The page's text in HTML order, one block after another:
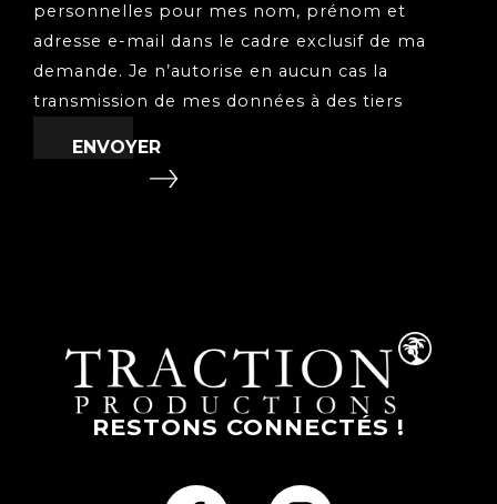
personnelles pour mes nom, prénom et
adresse e-mail dans le cadre exclusif de ma
demande. Je n’autorise en aucun cas la
transmission de mes données à des tiers
RESTONS CONNECTÉS !